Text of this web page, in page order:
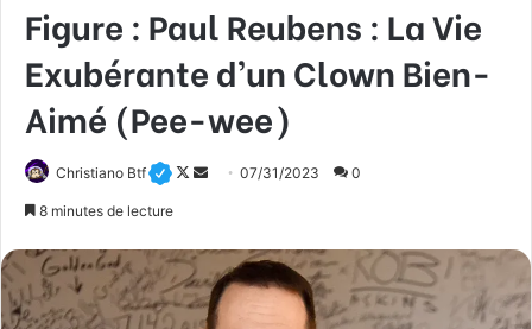
Figure : Paul Reubens : La Vie
Exubérante d’un Clown Bien-
Aimé (Pee-wee)
Christiano Btf
F
l
o
w
o
y
e
07/31/2023 0
8 minutes de lecture